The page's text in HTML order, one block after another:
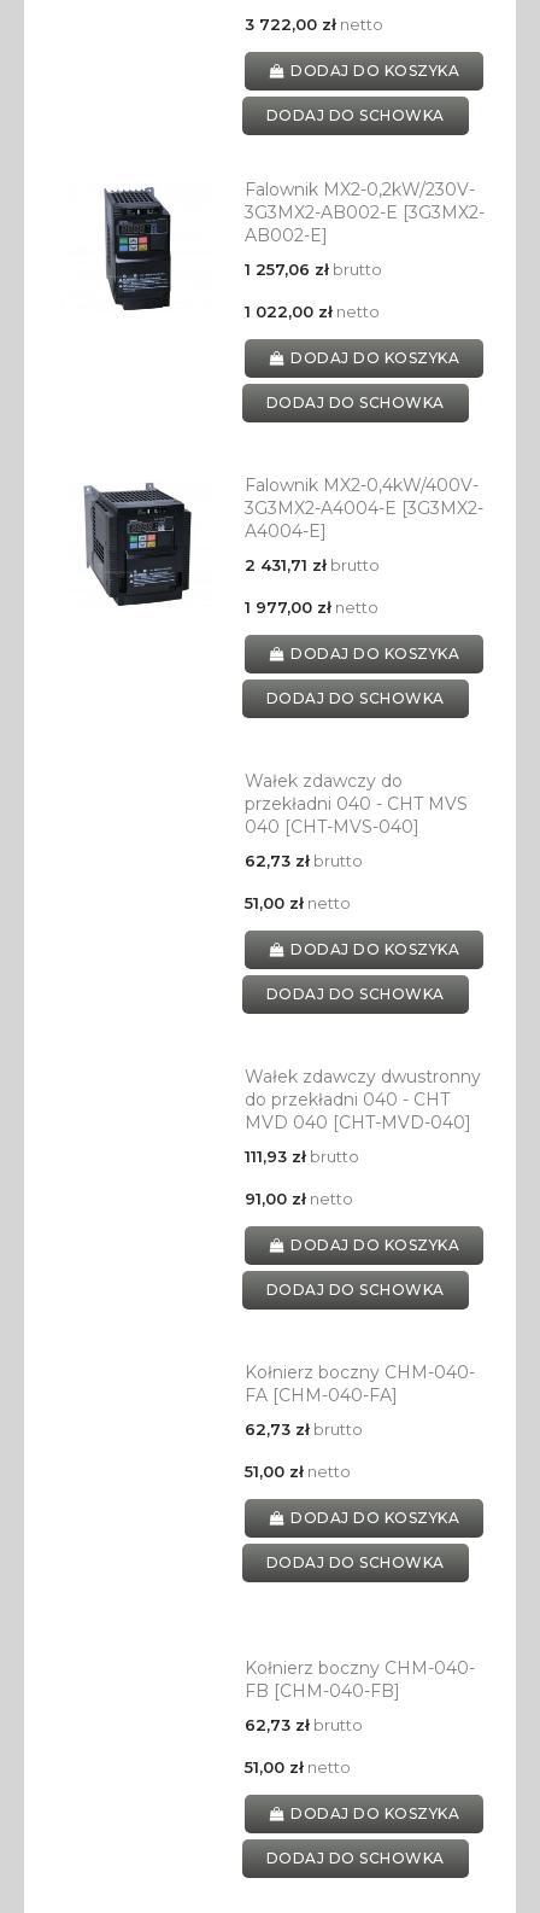
3 722,00 złnetto
DODAJ DO KOSZYKA
DODAJ DO SCHOWKA
Falownik MX2-0,2kW/230V-
3G3MX2-AB002-E [3G3MX2-
AB002-E]
1 257,06 złbrutto
1 022,00 złnetto
DODAJ DO KOSZYKA
DODAJ DO SCHOWKA
Falownik MX2-0,4kW/400V-
3G3MX2-A4004-E [3G3MX2-
A4004-E]
2 431,71 złbrutto
1 977,00 złnetto
DODAJ DO KOSZYKA
DODAJ DO SCHOWKA
Wałek zdawczy do
przekładni 040 - CHT MVS
040 [CHT-MVS-040]
62,73 złbrutto
51,00 złnetto
DODAJ DO KOSZYKA
DODAJ DO SCHOWKA
Wałek zdawczy dwustronny
do przekładni 040 - CHT
MVD 040 [CHT-MVD-040]
111,93 złbrutto
91,00 złnetto
DODAJ DO KOSZYKA
DODAJ DO SCHOWKA
Kołnierz boczny CHM-040-
FA [CHM-040-FA]
62,73 złbrutto
51,00 złnetto
DODAJ DO KOSZYKA
DODAJ DO SCHOWKA
Kołnierz boczny CHM-040-
FB [CHM-040-FB]
62,73 złbrutto
51,00 złnetto
DODAJ DO KOSZYKA
DODAJ DO SCHOWKA